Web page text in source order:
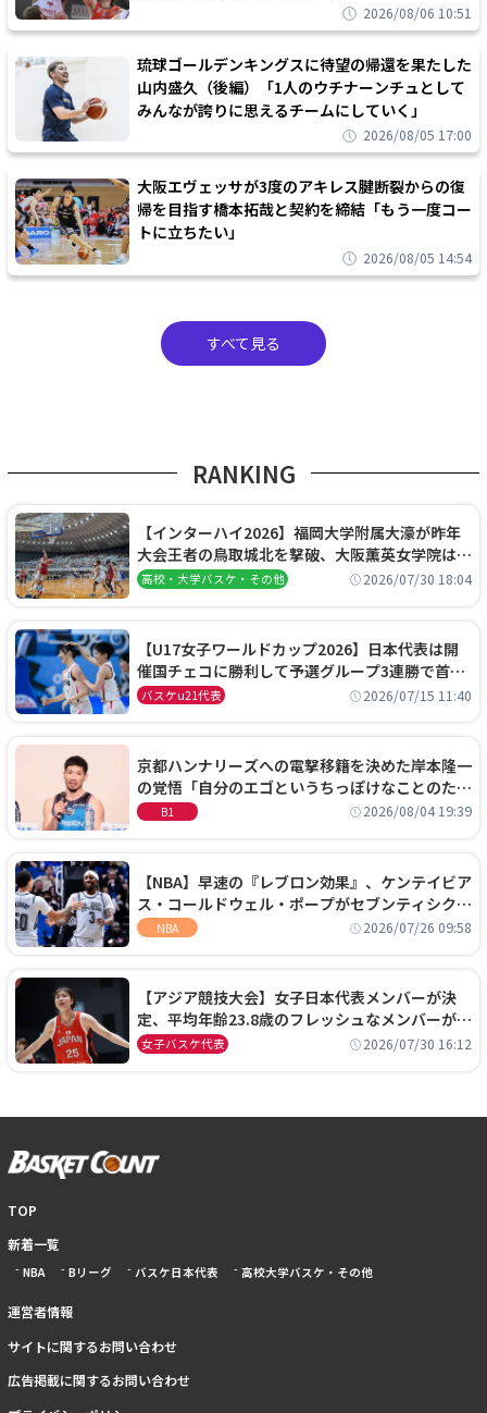
2026/08/06 10:51
琉球ゴールデンキングスに待望の帰還を果たした
山内盛久（後編）「1人のウチナーンチュとして
みんなが誇りに思えるチームにしていく」
2026/08/05 17:00
大阪エヴェッサが3度のアキレス腱断裂からの復
帰を目指す橋本拓哉と契約を締結「もう一度コー
トに立ちたい」
2026/08/05 14:54
すべて見る
RANKING
【インターハイ2026】福岡大学附属大濠が昨年
大会王者の鳥取城北を撃破、大阪薫英女学院は岐
阜女子に完勝、大会3日目試合結果
高校・大学バスケ・その他 2026/07/30 18:04
【U17女子ワールドカップ2026】日本代表は開
催国チェコに勝利して予選グループ3連勝で首位
通過！準々決勝の相手はエジプトに決定
バスケu21代表 2026/07/15 11:40
京都ハンナリーズへの電撃移籍を決めた岸本隆一
の覚悟「自分のエゴというちっぽけなことのため
に、京都に来たわけではない」
B1 2026/08/04 19:39
【NBA】早速の『レブロン効果』、ケンテイビア
ス・コールドウェル・ポープがセブンティシクサ
ーズに1年契約で加入
NBA 2026/07/26 09:58
【アジア競技大会】女子日本代表メンバーが決
定、平均年齢23.8歳のフレッシュなメンバーが日
本開催の大舞台で頂点を狙う
女子バスケ代表 2026/07/30 16:12
TOP
新着一覧
NBA Bリーグ バスケ日本代表 高校大学バスケ・その他
運営者情報
サイトに関するお問い合わせ
広告掲載に関するお問い合わせ